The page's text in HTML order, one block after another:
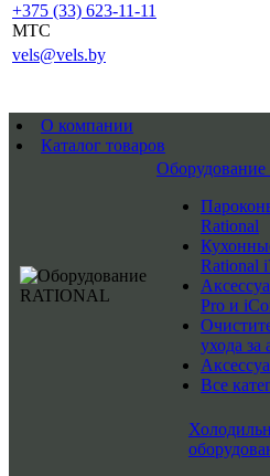
+375 (33) 623-11-11
MTC
vels@vels.by
О компании
Каталог товаров
Rational
Rational
Pro и
ухода за
Все